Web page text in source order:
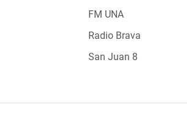
FM UNA
Radio Brava
San Juan 8